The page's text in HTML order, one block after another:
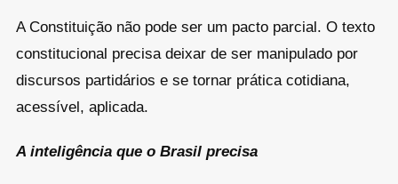
A Constituição não pode ser um pacto parcial. O texto
constitucional precisa deixar de ser manipulado por
discursos partidários e se tornar prática cotidiana,
acessível, aplicada.
A inteligência que o Brasil precisa